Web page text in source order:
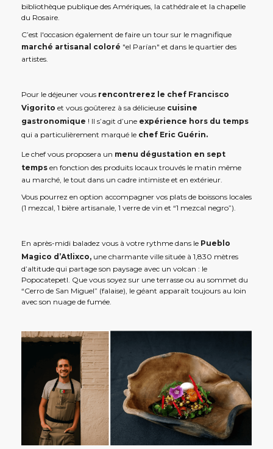
bibliothèque publique des Amériques, la cathédrale et la chapelle
du Rosaire.
C’est l'occasion également de faire un tour sur le magnifique
marché artisanal coloré "el Parían" et dans le quartier des
artistes.
Pour le déjeuner vous rencontrerez le chef Francisco
Vigorito et vous goûterez à sa délicieuse cuisine
gastronomique ! Il s’agit d’une expérience hors du temps
qui a particulièrement marqué le chef Eric Guérin.
Le chef vous proposera un menu dégustation en sept
temps en fonction des produits locaux trouvés le matin même
au marché, le tout dans un cadre intimiste et en extérieur.
Vous pourrez en option accompagner vos plats de boissons locales
(1 mezcal, 1 bière artisanale, 1 verre de vin et “1 mezcal negro”).
En après-midi baladez vous à votre rythme dans le Pueblo
Magico d’Atlixco, une charmante ville située à 1,830 mètres
d’altitude qui partage son paysage avec un volcan : le
Popocatepetl. Que vous soyez sur une terrasse ou au sommet du
“Cerro de San Miguel” (falaise), le géant apparaît toujours au loin
avec son nuage de fumée.